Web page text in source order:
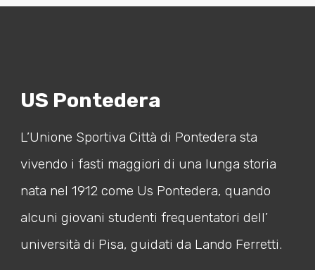
US Pontedera
L’Unione Sportiva Città di Pontedera sta
vivendo i fasti maggiori di una lunga storia
nata nel 1912 come Us Pontedera, quando
alcuni giovani studenti frequentatori dell’
università di Pisa, guidati da Lando Ferretti.